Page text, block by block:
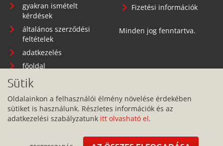
gyakran ismételt
kérdések
általános szerződési
feltételek
adatkezelés
főoldal
Fizetési információk
Minden jog fenntartva.
Telephely: 1134 Budapest, Angyalföldi út 25.
info@pitbullcase.hu
+36706364305
Sütik
Oldalainkon a felhasználói élmény növelése érdekében
sütiket is használunk. Részletes információk és az
adatkezelési szabályzatunk itt olvasható el.